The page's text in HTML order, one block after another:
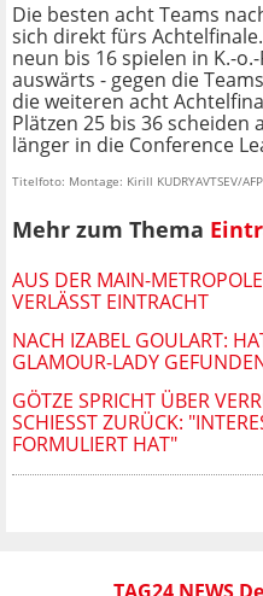
Die besten acht Teams
sich direkt fürs
neun bis 16 spielen in K.-
auswärts - gegen die
die weiteren acht
Plätzen 25 bis 36
länger in die Conference
Titelfoto: Montage: Kirill KUDRYAVTSEV/AFP
Mehr zum Thema
AUS DER MAIN-
VERLÄSST EINTRACHT
NACH IZABEL GOULART:
GLAMOUR-LADY
GÖTZE SPRICHT ÜBER
SCHIESST ZURÜCK:
ORMULIERT HAT"